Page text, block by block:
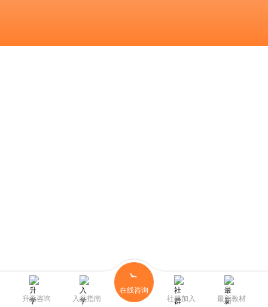
升学咨询 入学指南
在线咨询
社群加入
最新教材